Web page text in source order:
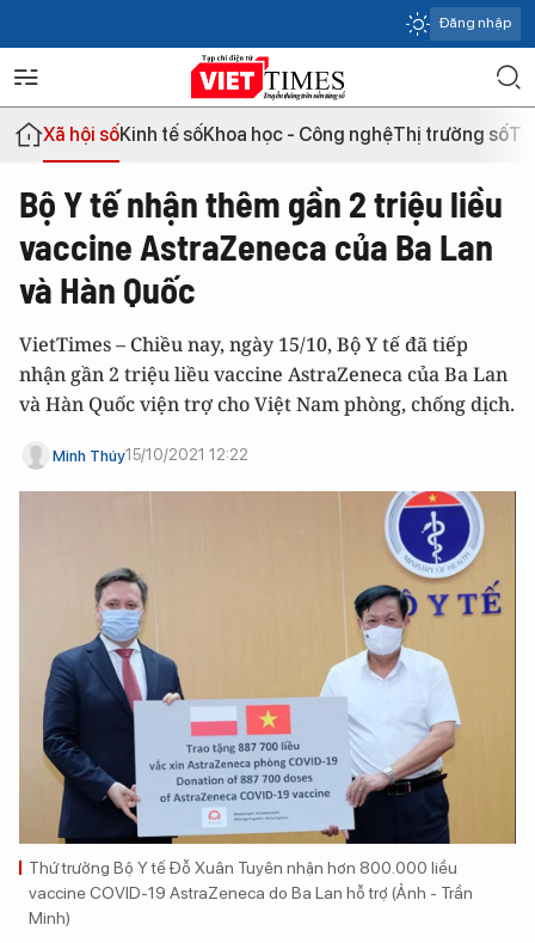
Đăng nhập
Xã hội sốKinh tế sốKhoa học - Công nghệThị trường số
Bộ Y tế nhận thêm gần 2 triệu liều
vaccine AstraZeneca của Ba Lan
và Hàn Quốc
VietTimes – Chiều nay, ngày 15/10, Bộ Y tế đã tiếp
nhận gần 2 triệu liều vaccine AstraZeneca của Ba Lan
và Hàn Quốc viện trợ cho Việt Nam phòng, chống dịch.
Minh Thúy15/10/2021 12:22
Thứ trưởng Bộ Y tế Đỗ Xuân Tuyên nhận hơn 800.000 liều
vaccine COVID-19 AstraZeneca do Ba Lan hỗ trợ (Ảnh - Trần
Minh)